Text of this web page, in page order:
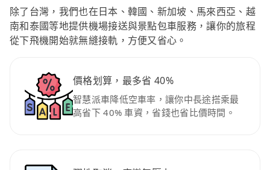
除了台灣，我們也在日本、韓國、新加坡、馬來西亞、越
南和泰國等地提供機場接送與景點包車服務，讓你的旅程
從下飛機開始就無縫接軌，方便又省心。
價格划算，最多省 40%
智慧派車降低空車率，讓你中長途搭乘最
高省下 40% 車資，省錢也省比價時間。